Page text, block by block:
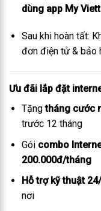
dùng app My
Sau khi hoàn tất:
đơn điện tử & bảo
Ưu đãi lắp đặt
Tặngtháng cước
trước 12 tháng
Gói combo
200.000đ/tháng
Hỗ trợ kỹ thuật
nơi